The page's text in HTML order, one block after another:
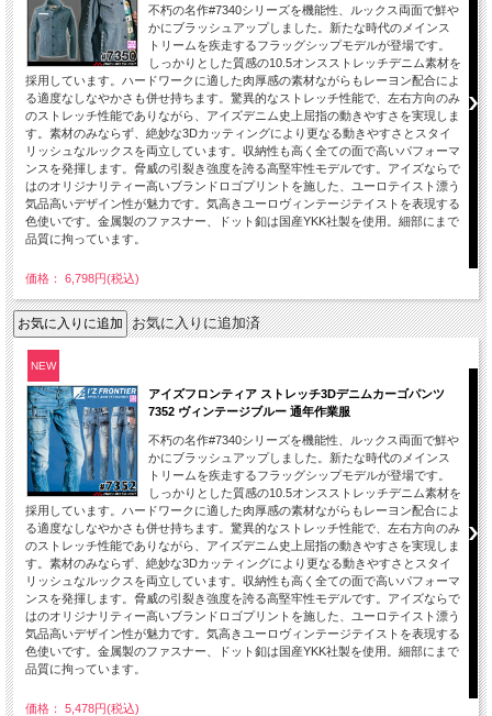
不朽の名作#7340シリーズを機能性、ルックス両面で鮮や
かにブラッシュアップしました。新たな時代のメインス
トリームを疾走するフラッグシップモデルが登場です。
しっかりとした質感の10.5オンスストレッチデニム素材を
採用しています。ハードワークに適した肉厚感の素材ながらもレーヨン配合によ
る適度なしなやかさも併せ持ちます。驚異的なストレッチ性能で、左右方向のみ
のストレッチ性能でありながら、アイズデニム史上屈指の動きやすさを実現しま
す。素材のみならず、絶妙な3Dカッティングにより更なる動きやすさとスタイ
リッシュなルックスを両立しています。収納性も高く全ての面で高いパフォーマ
ンスを発揮します。脅威の引裂き強度を誇る高堅牢性モデルです。アイズならで
はのオリジナリティー高いブランドロゴプリントを施した、ユーロテイスト漂う
気品高いデザイン性が魅力です。気高きユーロヴィンテージテイストを表現する
色使いです。金属製のファスナー、ドット釦は国産YKK社製を使用。細部にまで
品質に拘っています。
価格： 6,798円(税込)
お気に入りに追加済
NEW
アイズフロンティア ストレッチ3Dデニムカーゴパンツ
7352 ヴィンテージブルー 通年作業服
不朽の名作#7340シリーズを機能性、ルックス両面で鮮や
かにブラッシュアップしました。新たな時代のメインス
トリームを疾走するフラッグシップモデルが登場です。
しっかりとした質感の10.5オンスストレッチデニム素材を
採用しています。ハードワークに適した肉厚感の素材ながらもレーヨン配合によ
る適度なしなやかさも併せ持ちます。驚異的なストレッチ性能で、左右方向のみ
のストレッチ性能でありながら、アイズデニム史上屈指の動きやすさを実現しま
す。素材のみならず、絶妙な3Dカッティングにより更なる動きやすさとスタイ
リッシュなルックスを両立しています。収納性も高く全ての面で高いパフォーマ
ンスを発揮します。脅威の引裂き強度を誇る高堅牢性モデルです。アイズならで
はのオリジナリティー高いブランドロゴプリントを施した、ユーロテイスト漂う
気品高いデザイン性が魅力です。気高きユーロヴィンテージテイストを表現する
色使いです。金属製のファスナー、ドット釦は国産YKK社製を使用。細部にまで
品質に拘っています。
価格： 5,478円(税込)